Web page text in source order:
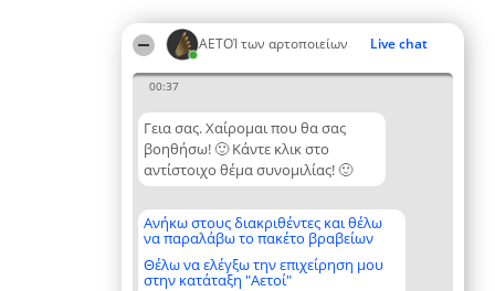
ΑΕΤΟΊ των αρτοποιείων Live chat
00:37
Γεια σας. Χαίρομαι που θα σας
βοηθήσω! 🙂 Κάντε κλικ στο
αντίστοιχο θέμα συνομιλίας! 🙂
Ανήκω στους διακριθέντες και θέλω
να παραλάβω το πακέτο βραβείων
Θέλω να ελέγξω την επιχείρηση μου
στην κατάταξη "Αετοί"